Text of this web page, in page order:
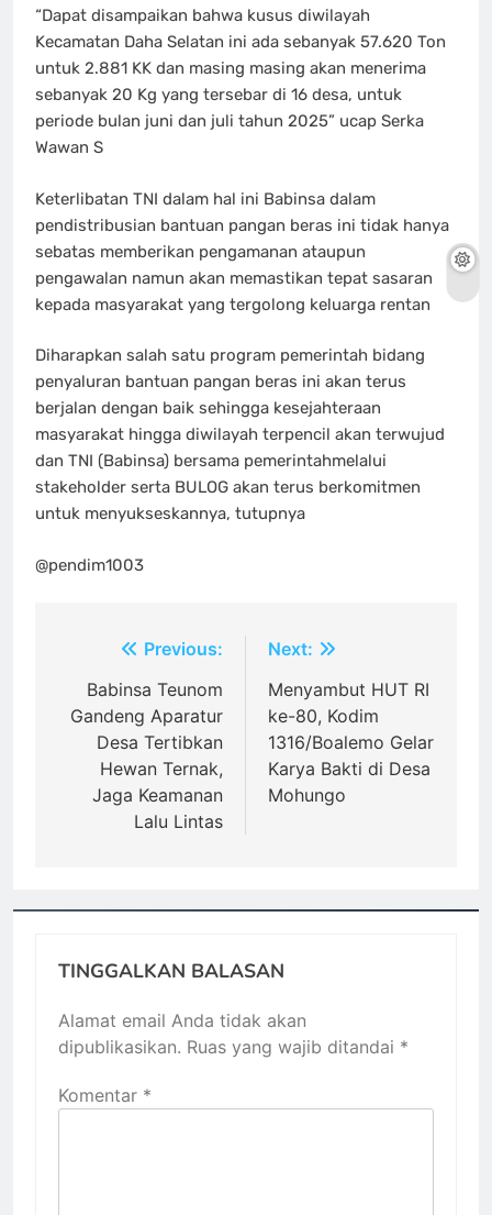
“Dapat disampaikan bahwa kusus diwilayah
Kecamatan Daha Selatan ini ada sebanyak 57.620 Ton
untuk 2.881 KK dan masing masing akan menerima
sebanyak 20 Kg yang tersebar di 16 desa, untuk
periode bulan juni dan juli tahun 2025” ucap Serka
Wawan S
Keterlibatan TNI dalam hal ini Babinsa dalam
pendistribusian bantuan pangan beras ini tidak hanya
sebatas memberikan pengamanan ataupun
pengawalan namun akan memastikan tepat sasaran
kepada masyarakat yang tergolong keluarga rentan
Diharapkan salah satu program pemerintah bidang
penyaluran bantuan pangan beras ini akan terus
berjalan dengan baik sehingga kesejahteraan
masyarakat hingga diwilayah terpencil akan terwujud
dan TNI (Babinsa) bersama pemerintahmelalui
stakeholder serta BULOG akan terus berkomitmen
untuk menyukseskannya, tutupnya
@pendim1003
Navigasi
pos
Previous:
Babinsa Teunom
Gandeng Aparatur
Desa Tertibkan
Hewan Ternak,
Jaga Keamanan
Lalu Lintas
Next:
Menyambut HUT RI
ke-80, Kodim
1316/Boalemo Gelar
Karya Bakti di Desa
Mohungo
TINGGALKAN BALASAN
Alamat email Anda tidak akan
dipublikasikan. Ruas yang wajib ditandai *
Komentar *